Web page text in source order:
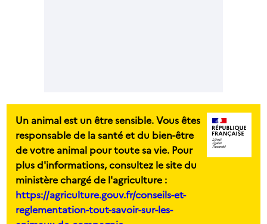
Un animal est un être sensible. Vous êtes
responsable de la santé et du bien-être
de votre animal pour toute sa vie. Pour
plus d'informations, consultez le site du
ministère chargé de l'agriculture :
https://agriculture.gouv.fr/conseils-et-
reglementation-tout-savoir-sur-les-